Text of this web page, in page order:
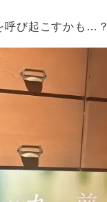
呼び起こすかも…？